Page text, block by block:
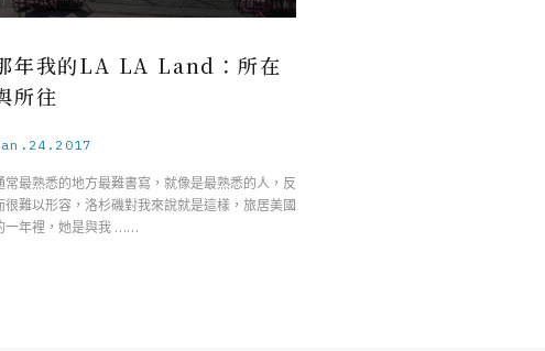
年我的LA LA Land：所在
所往
常最熟悉的地方最難書寫，就像是最熟悉的人，反
很難以形容，洛杉磯對我來說就是這樣，旅居美國
一年裡，她是與我 ……